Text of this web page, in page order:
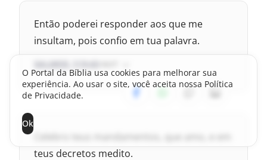
2017 – Nova Almeida Atualizada
2009 – Almeida Revisada e Corrigida
1969 – Almeida Revisada e Corrigida
1993 – Almeida Revisada e Atualizada
Então poderei responder aos que me
insultam, pois confio em tua palavra.
SALMOS 119:43
VERSÃO
Nova Versão Internacional
2017 – Nova Almeida Atualizada
teus decretos medito.
O Portal da Bíblia usa cookies para melhorar sua
experiência. Ao usar o site, você aceita nossa Política
de Privacidade.
Ok